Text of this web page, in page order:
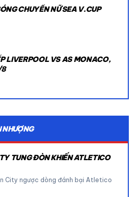
CHUYỀN NỮ SEA V.CUP
LIVERPOOL VS AS MONACO,
8
NHƯỢNG
TUNG ĐÒN KHIẾN ATLETICO
City ngược dòng đánh bại Atletico